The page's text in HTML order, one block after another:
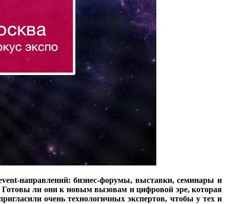
направлений: бизнес-форумы, выставки, семинары и
ли они к новым вызовам и цифровой эре, которая
очень технологичных экспертов, чтобы у тех и